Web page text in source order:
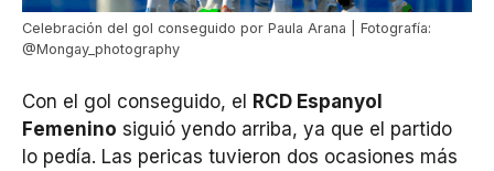
Celebración del gol conseguido por Paula Arana | Fotografía:
@Mongay_photography
Con el gol conseguido, el RCD Espanyol
Femenino siguió yendo arriba, ya que el partido
lo pedía. Las pericas tuvieron dos ocasiones más